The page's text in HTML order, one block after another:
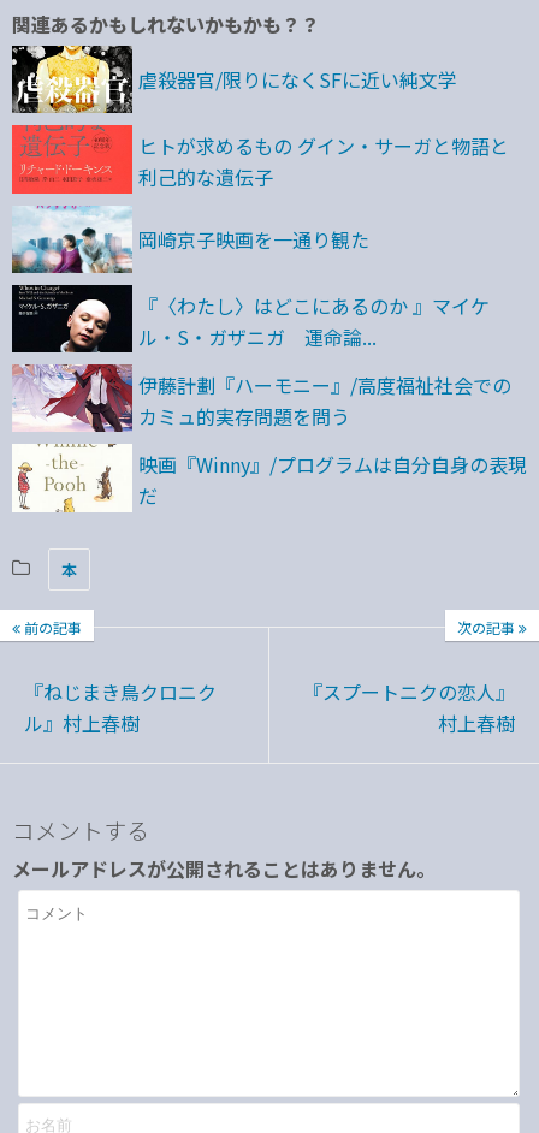
関連あるかもしれないかもかも？？
虐殺器官/限りになくSFに近い純文学
ヒトが求めるもの グイン・サーガと物語と
利己的な遺伝子
岡崎京子映画を一通り観た
『〈わたし〉はどこにあるのか 』マイケ
ル・S・ガザニガ 運命論...
伊藤計劃『ハーモニー』/高度福祉社会での
カミュ的実存問題を問う
映画『Winny』/プログラムは自分自身の表現
だ
本
前の記事
『ねじまき鳥クロニク
ル』村上春樹
次の記事
『スプートニクの恋人』
村上春樹
コメントする
メールアドレスが公開されることはありません。